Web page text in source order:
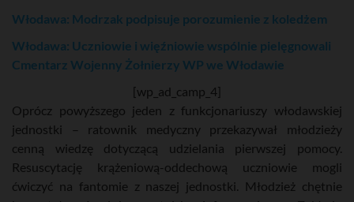
Włodawa: Modrzak podpisuje porozumienie z koledżem
Włodawa: Uczniowie i więźniowie wspólnie pielęgnowali
Cmentarz Wojenny Żołnierzy WP we Włodawie
[wp_ad_camp_4]
Oprócz powyższego jeden z funkcjonariuszy włodawskiej
jednostki – ratownik medyczny przekazywał młodzieży
cenną wiedzę dotyczącą udzielania pierwszej pomocy.
Resuscytację krążeniową-oddechową uczniowie mogli
ćwiczyć na fantomie z naszej jednostki. Młodzież chętnie